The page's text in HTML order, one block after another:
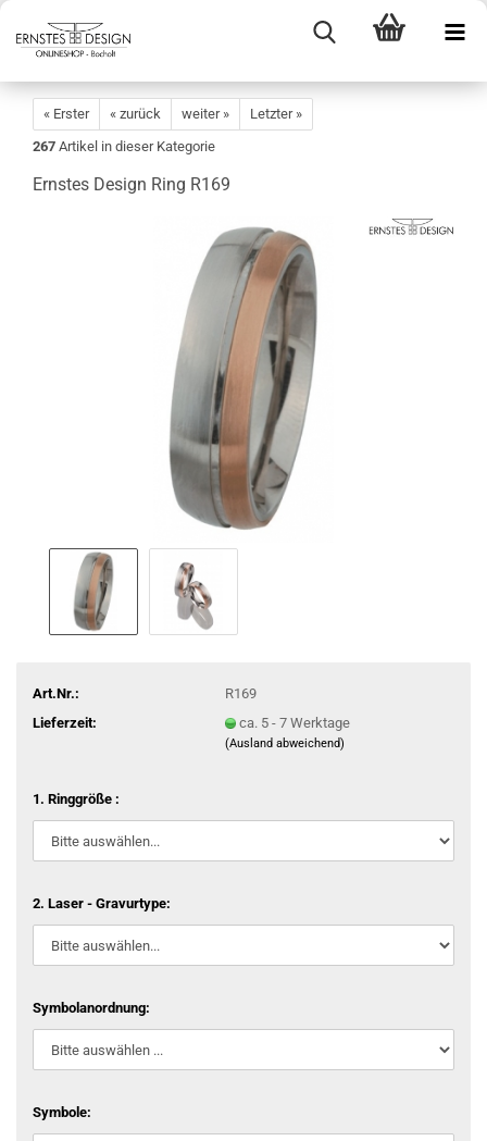
« Erster « zurück weiter »
Letzter »
267 Artikel in dieser Kategorie
Ernstes Design Ring R169
Art.Nr.:
R169
Lieferzeit:
ca. 5 - 7 Werktage
(Ausland abweichend)
1. Ringgröße :
2. Laser - Gravurtype:
Symbolanordnung:
Symbole: